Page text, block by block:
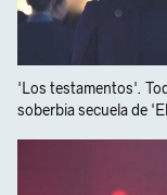
'Los testamentos'.
soberbia secuela de